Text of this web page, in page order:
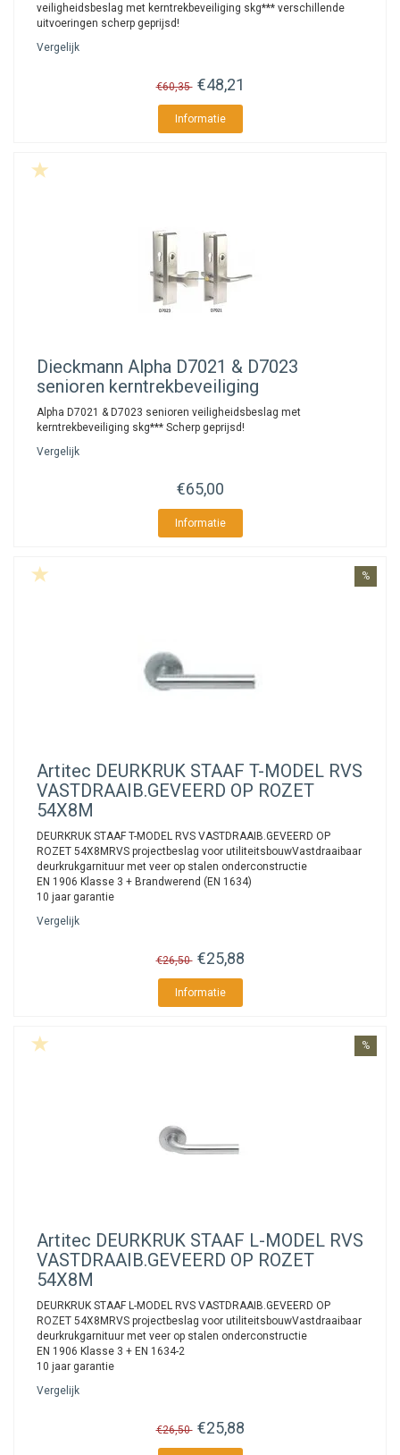
veiligheidsbeslag met kerntrekbeveiliging skg*** verschillende
uitvoeringen scherp geprijsd!
Vergelijk
€60,35 €48,21
Informatie
Dieckmann Alpha D7021 & D7023
senioren kerntrekbeveiliging
Alpha D7021 & D7023 senioren veiligheidsbeslag met
kerntrekbeveiliging skg*** Scherp geprijsd!
Vergelijk
€65,00
Informatie
%
Artitec DEURKRUK STAAF T-MODEL RVS
VASTDRAAIB.GEVEERD OP ROZET
54X8M
DEURKRUK STAAF T-MODEL RVS VASTDRAAIB.GEVEERD OP
ROZET 54X8MRVS projectbeslag voor utiliteitsbouwVastdraaibaar
deurkrukgarnituur met veer op stalen onderconstructie
EN 1906 Klasse 3 + Brandwerend (EN 1634)
10 jaar garantie
Vergelijk
€26,50 €25,88
Informatie
%
Artitec DEURKRUK STAAF L-MODEL RVS
VASTDRAAIB.GEVEERD OP ROZET
54X8M
DEURKRUK STAAF L-MODEL RVS VASTDRAAIB.GEVEERD OP
ROZET 54X8MRVS projectbeslag voor utiliteitsbouwVastdraaibaar
deurkrukgarnituur met veer op stalen onderconstructie
EN 1906 Klasse 3 + EN 1634-2
10 jaar garantie
Vergelijk
€26,50 €25,88